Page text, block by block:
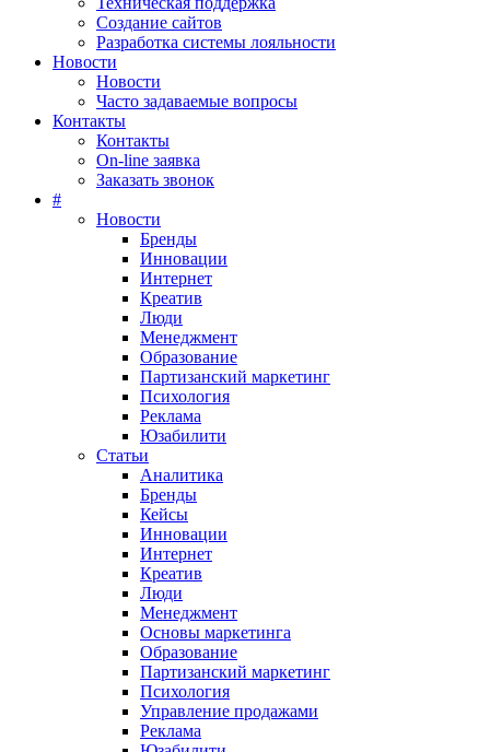
Создание сайтов
Разработка системы лояльности
Новости
Новости
Часто задаваемые вопросы
Контакты
Контакты
On-line заявка
Заказать звонок
#
Новости
Бренды
Инновации
Интернет
Креатив
Люди
Менеджмент
Образование
Партизанский маркетинг
Психология
Реклама
Юзабилити
Статьи
Аналитика
Бренды
Кейсы
Инновации
Интернет
Креатив
Люди
Менеджмент
Основы маркетинга
Образование
Партизанский маркетинг
Психология
Управление продажами
Реклама